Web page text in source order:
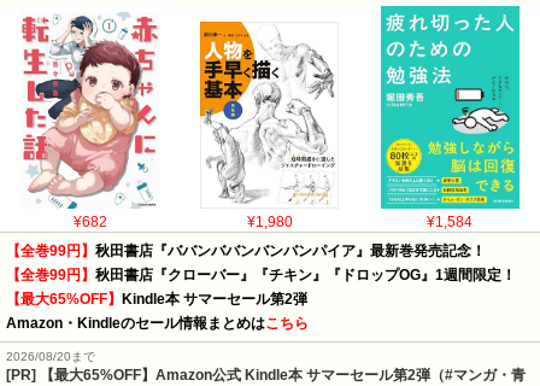
¥682 ¥1,980
¥1,584
【全巻99円】 秋田書店『ババンババンバンバンパイア』最新巻発売記念！
【全巻99円】 秋田書店『クローバー』『チキン』『ドロップOG』1週間限定！
【最大65%OFF】
Kindle本 サマーセール第2弾
Amazon・Kindleのセール情報まとめはこちら
2026/08/20まで
[PR]
【最大65%OFF】Amazon公式 Kindle本 サマーセール第2弾（#マンガ・青